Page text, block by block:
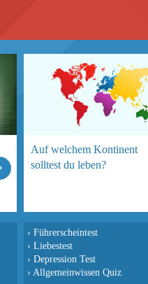
Auf welchem Kontinent
solltest du leben?
› Führerscheintest
› Liebestest
› Depression Test
› Allgemeinwissen Quiz